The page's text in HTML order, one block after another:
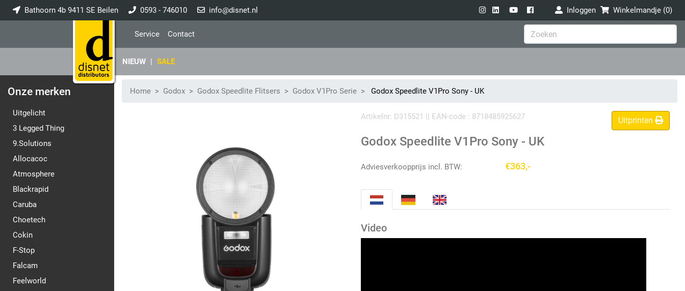
Bathoorn 4b 9411 SE Beilen 0593 - 746010 info@disnet.nl Inloggen Winkelmandje (0)
Service Contact
NIEUW | SALE
Onze merken
Uitgelicht
3 Legged Thing
9.Solutions
Allocacoc
Atmosphere
Blackrapid
Caruba
Choetech
Cokin
F-Stop
Falcam
Feelworld
Home Godox Godox Speedlite Flitsers Godox V1Pro Serie Godox Speedlite V1Pro Sony - UK
Artikelnr: D315521 || EAN-code : 8718485925627 Uitprinten
Godox Speedlite V1Pro Sony - UK
Adviesverkoopprijs incl. BTW: €363,-
Video